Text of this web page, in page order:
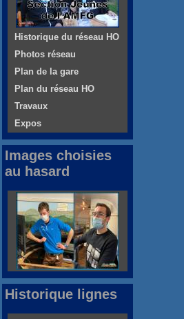
Historique du réseau HO
Photos réseau
Plan de la gare
Plan du réseau HO
Travaux
Expos
Images choisies
au hasard
Historique lignes